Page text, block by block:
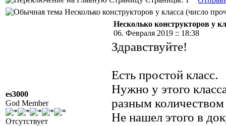
Несколько конструкторов у класса (число
es3000
God Member
Отсутствует
Несколько конструкторов у
06. Февраля 2019 :: 18:38
Здравствуйте!
Есть простой класс.
Нужно у этого
разным
Не нашел этого в